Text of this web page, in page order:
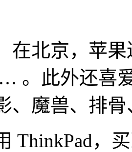
在北京，苹
。此外还喜
、魔兽、排
ThinkPad，